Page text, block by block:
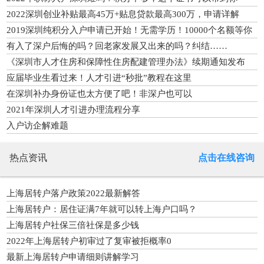
2022深圳创业补贴最高45万+贴息贷款最高300万，申请详解
2019深圳纯积分入户申请已开始！无需学历！10000个名额等你
来
有入了深户后悔的吗？回老家发展又出来的吗？纠结……
《深圳市人才住房和保障性住房配建管理办法》续期通知发布
应届毕业生看过来！人才引进“秒批”教程在这里
在深圳补办身份证也太方便了吧！非深户也可以
2021年深圳人才引进办理流程分享
入户访企解难题
热点资讯 点击在线咨询
上海居转户落户政策2022最新解答
上海居转户：居住证满7年就可以转上海户口吗？
上海居转户社保三倍社保是多少钱
2022年上海居转户初审过了复审被拒概率0
最新上海居转户申请细则讲解学习